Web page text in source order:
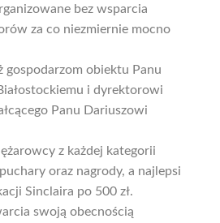
bez wsparcia
za co niezmiernie mocno
gospodarzom obiektu Panu
i dyrektorowi
Panu Dariuszowi
z każdej kategorii
oraz nagrody, a najlepsi
Sinclaira po 500 zł.
swoją obecnością